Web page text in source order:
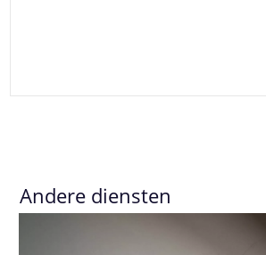
Andere diensten